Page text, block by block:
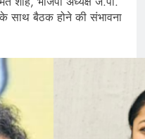
साथ बैठक होने की संभावना